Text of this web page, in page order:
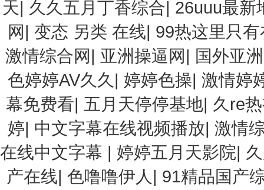
天| 久久五月丁香综合| 26uuu最新
网| 变态 另类 在线| 99热这里只
激情综合网| 亚洲操逼网| 国外亚
色婷婷AV久久 | 婷婷色操| 激情婷
幕免费看| 五月天停停基地| 久re
婷| 中文字幕在线视频播放|激情
在线中文字幕 | 婷婷五月天影院|
产在线| 色噜噜伊人 | 91精品国产